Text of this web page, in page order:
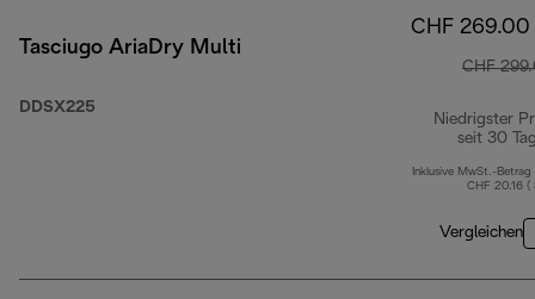
Tasciugo AriaDry Multi
DDSX225
CHF 269.00
CHF
Niedrigster
seit 30
Inklusive MwSt.-Betrag
CHF 20.16 (
Vergleichen